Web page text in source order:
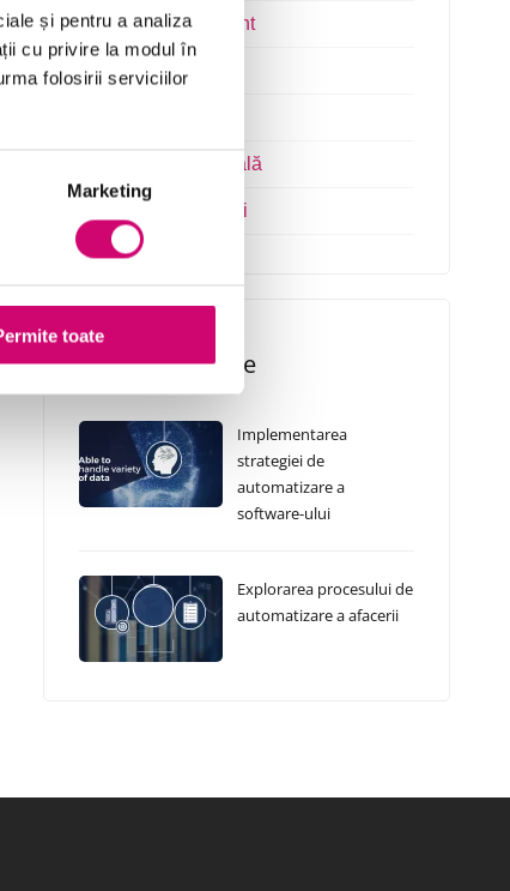
și pentru a analiza
cu privire la modul în
folosirii serviciilor
Marketing
toate
Project Management
Resurse Umane
Transformare Digitală
Vânzări și negocieri
Cursuri Similare
Implementarea
strategiei de
automatizare a
software-ului
Explorarea procesului de
automatizare a afacerii